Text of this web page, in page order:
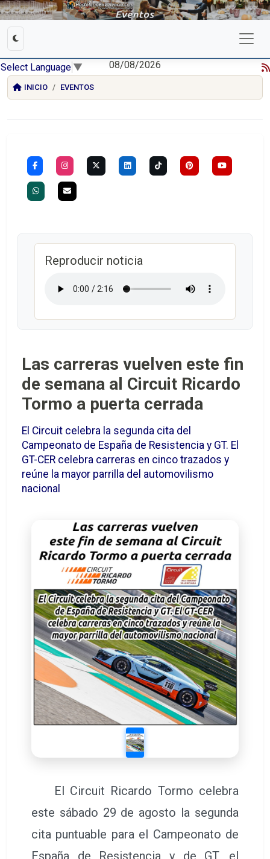
Select Language ▼ 08/08/2026
INICIO EVENTOS
Reproducir noticia
Las carreras vuelven este fin
de semana al Circuit Ricardo
Tormo a puerta cerrada
El Circuit celebra la segunda cita del
Campeonato de España de Resistencia y GT. El
GT-CER celebra carreras en cinco trazados y
reúne la mayor parrilla del automovilismo
nacional
El Circuit Ricardo Tormo celebra
este sábado 29 de agosto la segunda
cita puntuable para el Campeonato de
España de Resistencia y de GT, el